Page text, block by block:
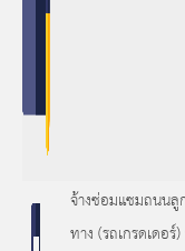
จ้างซ่อมแซมถนนลู
ทาง (รถเกรดเดอร์) บ้านโ